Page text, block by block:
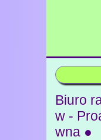
Biuro
w -
wna ●